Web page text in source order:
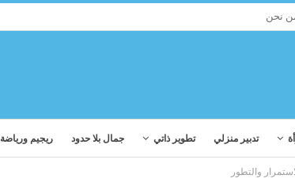
نحن
تدبير منزلي تطوير ذاتي جمال بلا حدود ريجيم ورياضة
والتطور